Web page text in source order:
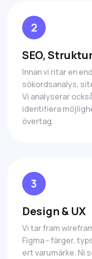
2
SEO,
Innan vi ritar en
sökordsanalys,
Vi analyserar
identifiera
övertag.
3
Design & UX
Vi tar fram
Figma - färger,
ert varumärke. Ni